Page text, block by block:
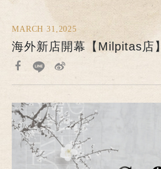
MARCH 31,2025
海外新店開幕【Milpitas店】